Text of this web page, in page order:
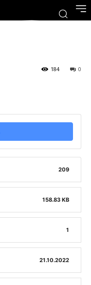
0
184
209
158.83 KB
1
21.10.2022